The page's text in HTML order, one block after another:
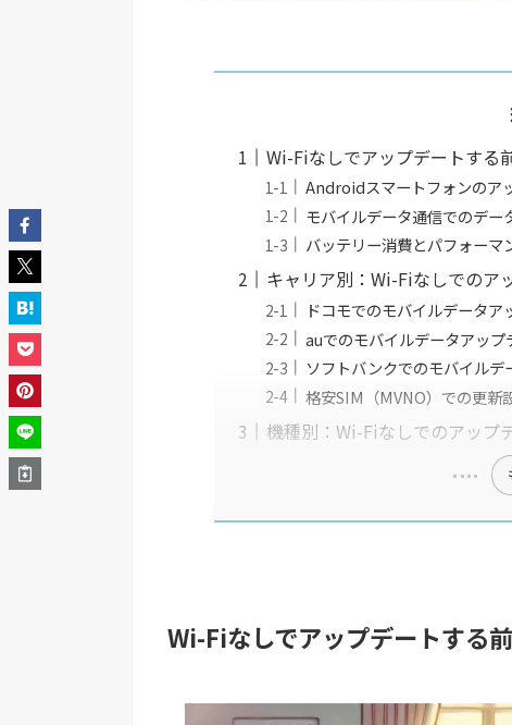
Wi-Fiなしでアップデートする
Androidスマートフォンのア
モバイルデータ通信でのデー
バッテリー消費とパフォーマ
キャリア別：Wi-Fiなしでのア
ドコモでのモバイルデータア
auでのモバイルデータアップ
ソフトバンクでのモバイルデ
格安SIM（MVNO）での更新
機種別：Wi-Fiなしでのアップ
Wi-Fiなしでアップデートする